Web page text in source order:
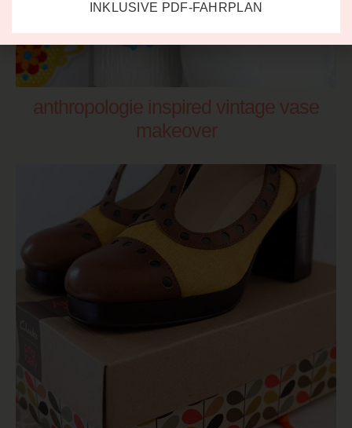
anthropologie inspired vintage vase
makeover
INKLUSIVE PDF-FAHRPLAN